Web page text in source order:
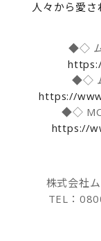
人々から愛さ
◆◇ ム
◆◇
https://
◆◇
https://
株式会社
TEL：